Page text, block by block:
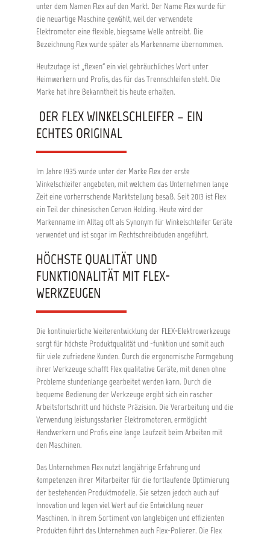
unter dem Namen Flex auf den Markt. Der Name Flex wurde für
die neuartige Maschine gewählt, weil der verwendete
Elektromotor eine flexible, biegsame Welle antreibt. Die
Bezeichnung Flex wurde später als Markenname übernommen.
Heutzutage ist „flexen“ ein viel gebräuchliches Wort unter
Heimwerkern und Profis, das für das Trennschleifen steht. Die
Marke hat ihre Bekanntheit bis heute erhalten.
DER FLEX WINKELSCHLEIFER – EIN
ECHTES ORIGINAL
Im Jahre 1935 wurde unter der Marke Flex der erste
Winkelschleifer angeboten, mit welchem das Unternehmen lange
Zeit eine vorherrschende Marktstellung besaß. Seit 2013 ist Flex
ein Teil der chinesischen Cervon Holding. Heute wird der
Markenname im Alltag oft als Synonym für Winkelschleifer Geräte
verwendet und ist sogar im Rechtschreibduden angeführt.
HÖCHSTE QUALITÄT UND
FUNKTIONALITÄT MIT FLEX-
WERKZEUGEN
Die kontinuierliche Weiterentwicklung der FLEX-Elektrowerkzeuge
sorgt für höchste Produktqualität und -funktion und somit auch
für viele zufriedene Kunden. Durch die ergonomische Formgebung
ihrer Werkzeuge schafft Flex qualitative Geräte, mit denen ohne
Probleme stundenlange gearbeitet werden kann. Durch die
bequeme Bedienung der Werkzeuge ergibt sich ein rascher
Arbeitsfortschritt und höchste Präzision. Die Verarbeitung und die
Verwendung leistungsstarker Elektromotoren, ermöglicht
Handwerkern und Profis eine lange Laufzeit beim Arbeiten mit
den Maschinen.
Das Unternehmen Flex nutzt langjährige Erfahrung und
Kompetenzen ihrer Mitarbeiter für die fortlaufende Optimierung
der bestehenden Produktmodelle. Sie setzen jedoch auch auf
Innovation und legen viel Wert auf die Entwicklung neuer
Maschinen. In ihrem Sortiment von langlebigen und effizienten
Produkten führt das Unternehmen auch Flex-Polierer. Die Flex